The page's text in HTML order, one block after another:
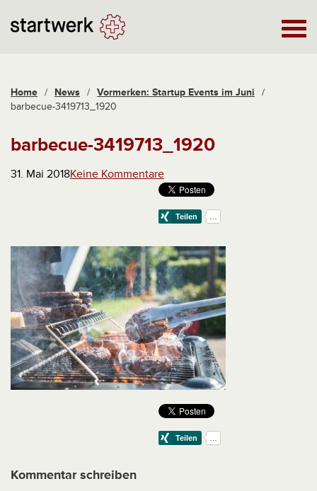
Home / News / Vormerken: Startup Events im Juni
/
barbecue-3419713_1920
barbecue-3419713_1920
31. Mai 2018Keine Kommentare
Kommentar schreiben